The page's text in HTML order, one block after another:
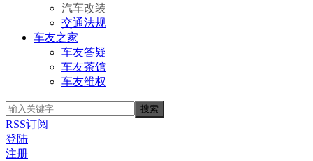
汽车改装
交通法规
车友之家
车友答疑
车友茶馆
车友维权
RSS订阅
登陆
注册